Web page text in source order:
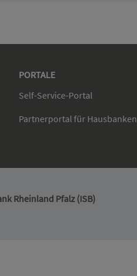
PORTALE
Self-Service-Portal
Partnerportal für Hausbanken
Rheinland Pfalz (ISB)